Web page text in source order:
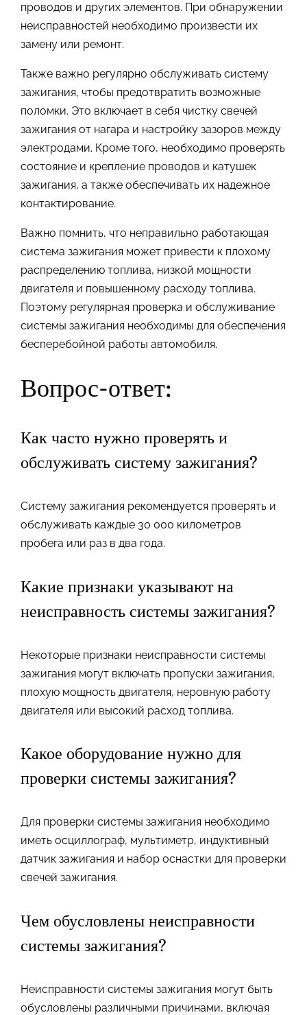
проводов и других элементов. При обнаружении
неисправностей необходимо произвести их
замену или ремонт.
Также важно регулярно обслуживать систему
зажигания, чтобы предотвратить возможные
поломки. Это включает в себя чистку свечей
зажигания от нагара и настройку зазоров между
электродами. Кроме того, необходимо проверять
состояние и крепление проводов и катушек
зажигания, а также обеспечивать их надежное
контактирование.
Важно помнить, что неправильно работающая
система зажигания может привести к плохому
распределению топлива, низкой мощности
двигателя и повышенному расходу топлива.
Поэтому регулярная проверка и обслуживание
системы зажигания необходимы для обеспечения
бесперебойной работы автомобиля.
Вопрос-ответ:
Как часто нужно проверять и
обслуживать систему зажигания?
Систему зажигания рекомендуется проверять и
обслуживать каждые 30 000 километров
пробега или раз в два года.
Какие признаки указывают на
неисправность системы зажигания?
Некоторые признаки неисправности системы
зажигания могут включать пропуски зажигания,
плохую мощность двигателя, неровную работу
двигателя или высокий расход топлива.
Какое оборудование нужно для
проверки системы зажигания?
Для проверки системы зажигания необходимо
иметь осциллограф, мультиметр, индуктивный
датчик зажигания и набор оснастки для проверки
свечей зажигания.
Чем обусловлены неисправности
системы зажигания?
Неисправности системы зажигания могут быть
обусловлены различными причинами, включая